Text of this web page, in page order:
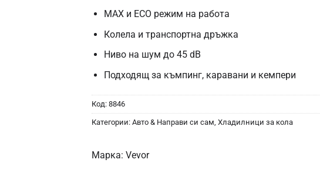
MAX и ECO режим на работа
Колела и транспортна дръжка
Ниво на шум до 45 dB
Подходящ за къмпинг, каравани и кемпери
Код: 8846
Категории: Авто & Направи си сам Хладилници за кола
Марка: Vevor